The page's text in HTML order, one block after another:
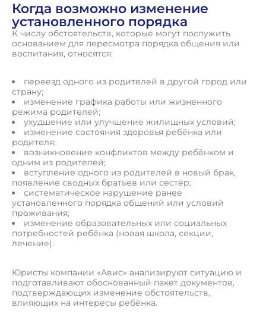
Когда возможно изменение
установленного порядка
К числу обстоятельств, которые могут послужить
основанием для пересмотра порядка общения или
воспитания, относятся:
переезд одного из родителей в другой город или
страну;
изменение графика работы или жизненного
режима родителей;
ухудшение или улучшение жилищных условий;
изменение состояния здоровья ребёнка или
родителя;
возникновение конфликтов между ребёнком и
одним из родителей;
вступление одного из родителей в новый брак,
появление сводных братьев или сестёр;
систематическое нарушение ранее
установленного порядка общений или условий
проживания;
изменение образовательных или социальных
потребностей ребёнка (новая школа, секции,
лечение).
Юристы компании «Авис» анализируют ситуацию и
подготавливают обоснованный пакет документов,
подтверждающих изменение обстоятельств,
влияющих на интересы ребёнка.